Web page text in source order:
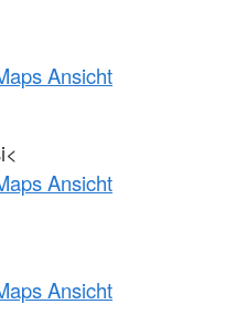
Ansicht
Ansicht
Ansicht